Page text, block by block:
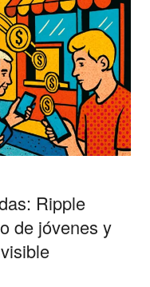
Ripple
de jóvenes y